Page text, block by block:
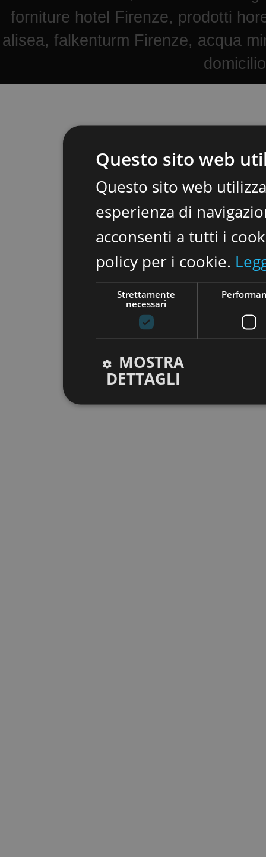
forniture hotel Firenze, prodotti
alisea, falkenturm Firenze, acqua
Questo sito web
Questo sito web
esperienza di
acconsenti a tutti i
policy per i cookie.
Strettamente
necessari
MOSTRA
DETTAGLI